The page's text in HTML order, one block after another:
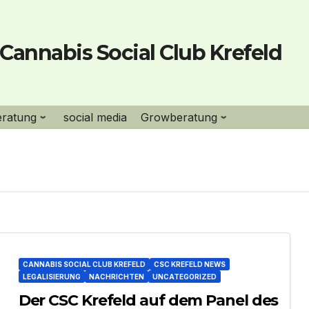
Cannabis Social Club Krefeld
social media Growberatung
CANNABIS SOCIAL CLUB KREFELD
CSC KREFELD NEWS
LEGALISIERUNG
NACHRICHTEN UNCATEGORIZED
Der CSC Krefeld auf dem Panel des